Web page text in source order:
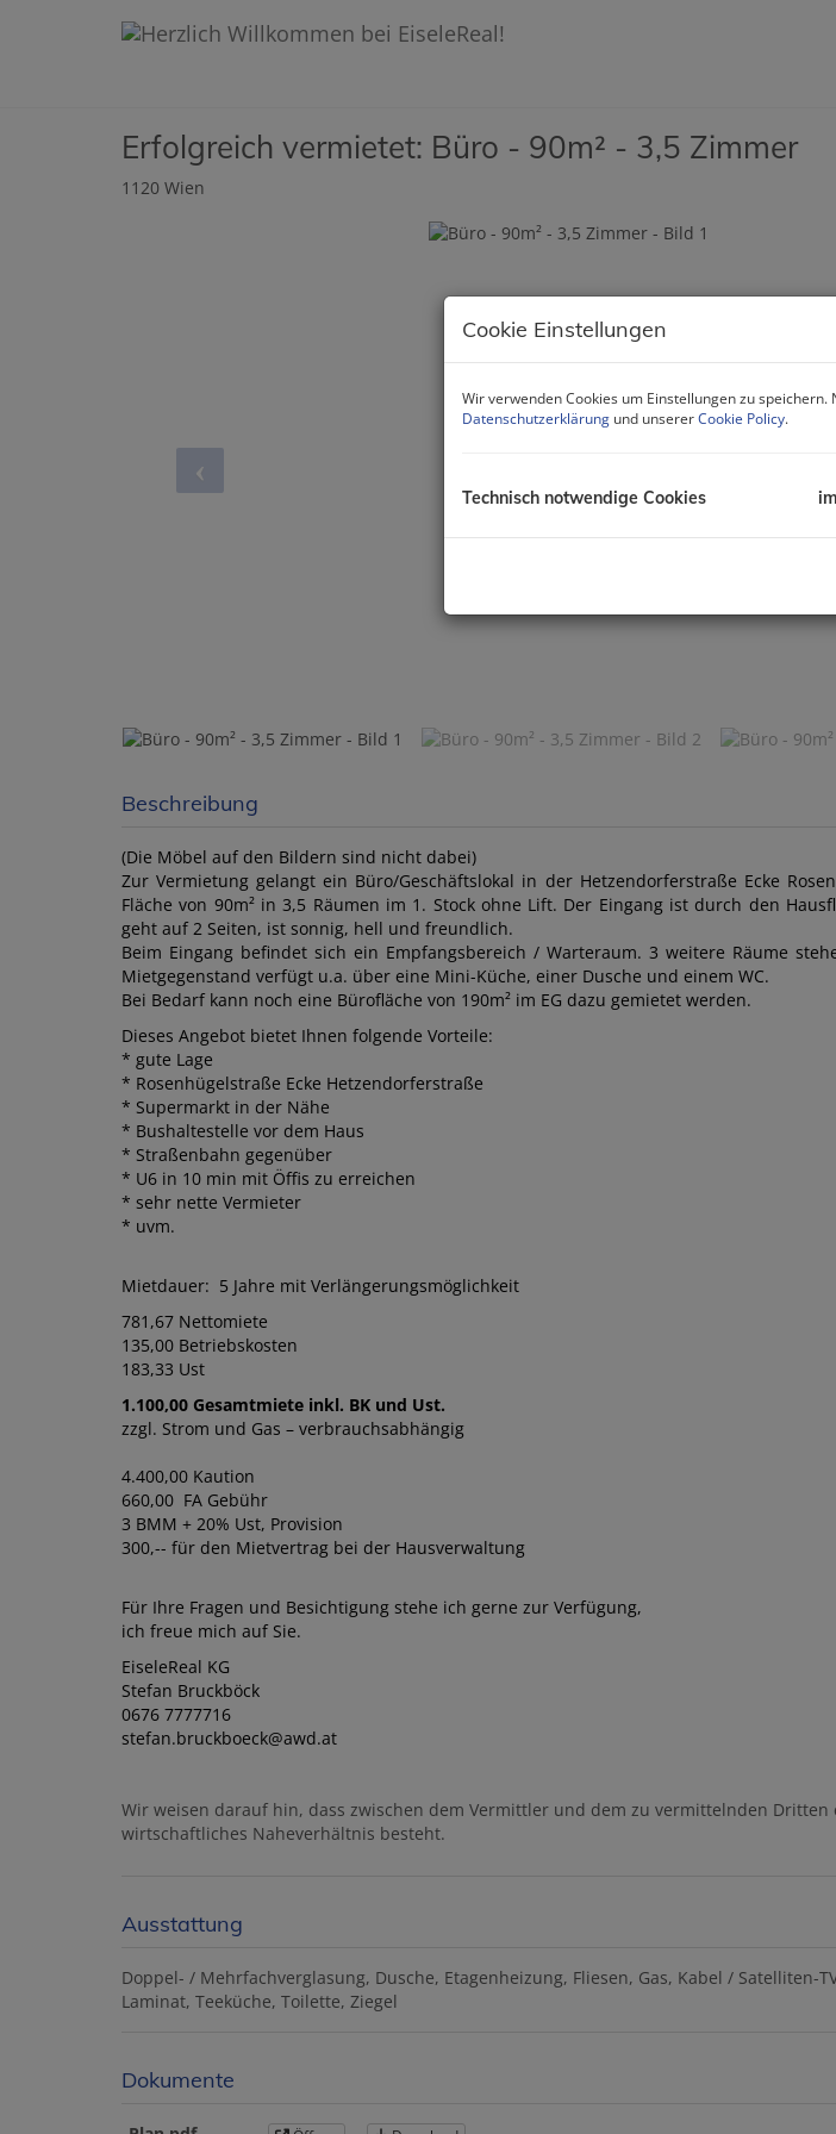
Erfolgreich vermietet: Büro - 90m² - 3,5 Zimmer
1120 Wien
Beschreibung
(Die Möbel auf den Bildern sind nicht dabei)
Zur Vermietung gelangt ein Büro/Geschäftslokal in der Hetzendorferstraße Ecke
Fläche von 90m² in 3,5 Räumen im 1. Stock ohne Lift. Der Eingang ist durch den
geht auf 2 Seiten, ist sonnig, hell und freundlich.
Beim Eingang befindet sich ein Empfangsbereich / Warteraum. 3 weitere Räume
Mietgegenstand verfügt u.a. über eine Mini-Küche, einer Dusche und einem WC.
Bei Bedarf kann noch eine Bürofläche von 190m² im EG dazu gemietet werden.
Dieses Angebot bietet Ihnen folgende Vorteile:
* gute Lage
* Rosenhügelstraße Ecke Hetzendorferstraße
* Supermarkt in der Nähe
* Bushaltestelle vor dem Haus
* Straßenbahn gegenüber
* U6 in 10 min mit Öffis zu erreichen
* sehr nette Vermieter
* uvm.
Mietdauer: 5 Jahre mit Verlängerungsmöglichkeit
781,67 Nettomiete
135,00 Betriebskosten
183,33 Ust
1.100,00 Gesamtmiete inkl. BK und Ust.
zzgl. Strom und Gas – verbrauchsabhängig
4.400,00 Kaution
660,00 FA Gebühr
3 BMM + 20% Ust, Provision
300,-- für den Mietvertrag bei der Hausverwaltung
Für Ihre Fragen und Besichtigung stehe ich gerne zur Verfügung,
ich freue mich auf Sie.
EiseleReal KG
Stefan Bruckböck
0676 7777716
stefan.bruckboeck@awd.at
Wir weisen darauf hin, dass zwischen dem Vermittler und dem zu vermittelnden
wirtschaftliches Naheverhältnis besteht.
Ausstattung
Doppel- / Mehrfachverglasung Dusche Etagenheizung Fliesen Gas Kabel / Satelliten-
Laminat Teeküche Toilette Ziegel
Dokumente
Cookie Einstellungen
Wir verwenden Cookies um Einstellungen zu
Datenschutzerklärung und unsererCookie Policy.
Technisch notwendige Cookies